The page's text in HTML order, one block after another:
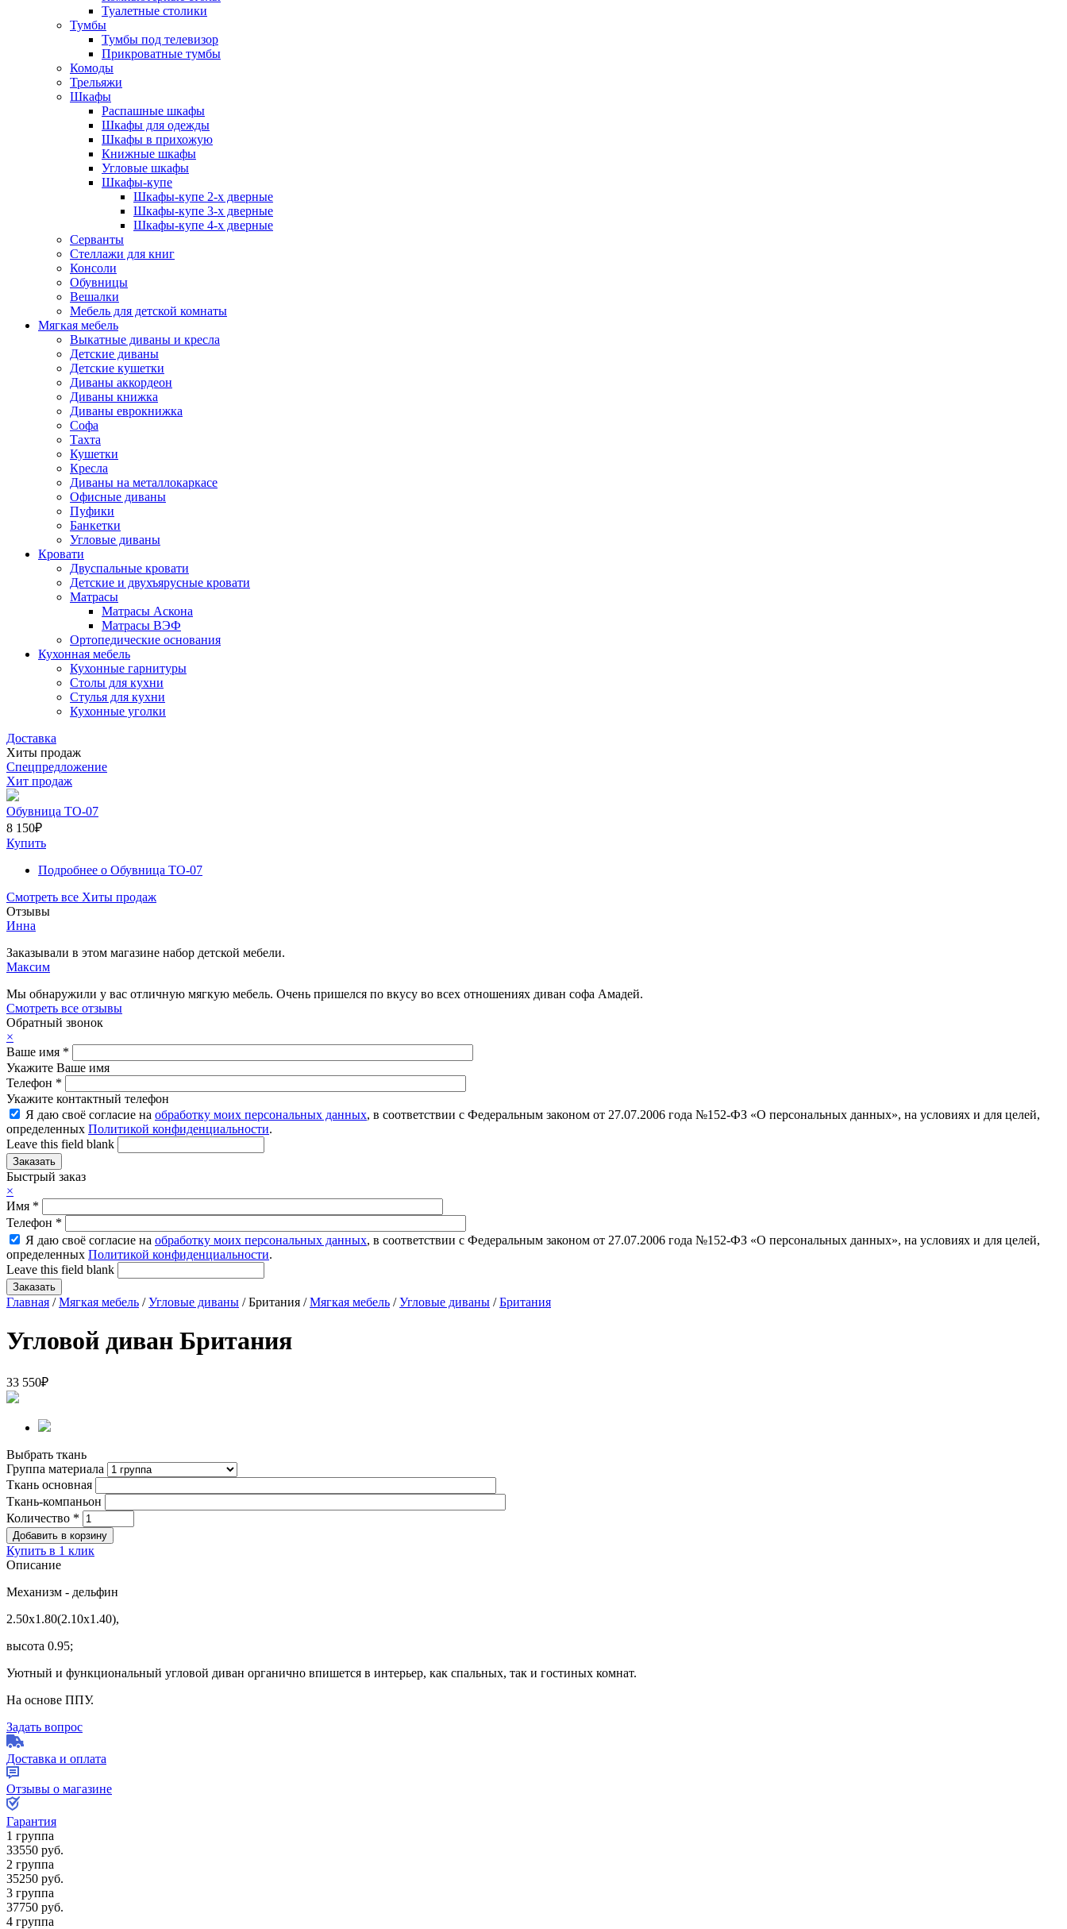
Туалетные столики
Тумбы
Тумбы под телевизор
Прикроватные тумбы
Комоды
Трельяжи
Шкафы
Распашные шкафы
Шкафы для одежды
Шкафы в прихожую
Книжные шкафы
Угловые шкафы
Шкафы-купе
Шкафы-купе 2-x дверные
Шкафы-купе 3-х дверные
Шкафы-купе 4-х дверные
Серванты
Стеллажи для книг
Консоли
Обувницы
Вешалки
Мебель для детской комнаты
Мягкая мебель
Выкатные диваны и кресла
Детские диваны
Детские кушетки
Диваны аккордеон
Диваны книжка
Диваны еврокнижка
Софа
Тахта
Кушетки
Кресла
Диваны на металлокаркасе
Офисные диваны
Пуфики
Банкетки
Угловые диваны
Кровати
Двуспальные кровати
Детские и двухъярусные кровати
Матрасы
Матрасы Аскона
Матрасы ВЭФ
Ортопедические основания
Кухонная мебель
Кухонные гарнитуры
Столы для кухни
Стулья для кухни
Кухонные уголки
Доставка
Хиты продаж
Спецпредложение
Хит продаж
Обувница ТО-07
8 150₽
Купить
Подробнее о Обувница ТО-07
Смотреть все Хиты продаж
Отзывы
Инна
Заказывали в этом магазине набор детской мебели.
Максим
Мы обнаружили у вас отличную мягкую мебель. Очень пришелся по вкусу во всех отношениях диван софа Амадей.
Смотреть все отзывы
Обратный звонок
×
Ваше имя *
Укажите Ваше имя
Телефон *
Укажите контактный телефон
Я даю своё согласие на обработку моих персональных данных, в соответствии с Федеральным законом от 27.07.2006 года №152-ФЗ «О персональных данных», на условиях и для целей,
определенных Политикой конфиденциальности.
Leave this field blank
Быстрый заказ
×
Имя *
Телефон *
Я даю своё согласие на обработку моих персональных данных, в соответствии с Федеральным законом от 27.07.2006 года №152-ФЗ «О персональных данных», на условиях и для целей,
определенных Политикой конфиденциальности.
Leave this field blank
Главная /Мягкая мебель /Угловые диваны / Британия /Мягкая мебель /Угловые диваны /Британия
Угловой диван Британия
33 550₽
Выбрать ткань
Группа материала
Ткань основная
Ткань-компаньон
Количество *
Купить в 1 клик
Описание
Механизм - дельфин
2.50х1.80(2.10х1.40),
высота 0.95;
Уютный и функциональный угловой диван органично впишется в интерьер, как спальных, так и гостиных комнат.
На основе ППУ.
Задать вопрос
Доставка и оплата
Отзывы о магазине
Гарантия
1 группа
33550 руб.
2 группа
35250 руб.
3 группа
37750 руб.
4 группа